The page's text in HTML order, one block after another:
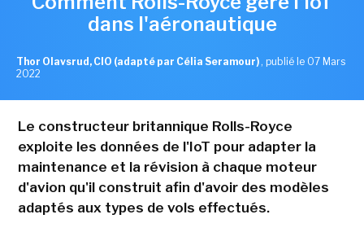
dans l'aéronautique
Thor Olavsrud, CIO (adapté par Célia Seramour) , publié le 07 Mars
2022
Le constructeur britannique Rolls-Royce
exploite les données de l'IoT pour adapter la
maintenance et la révision à chaque moteur
d'avion qu'il construit afin d'avoir des modèles
adaptés aux types de vols effectués.